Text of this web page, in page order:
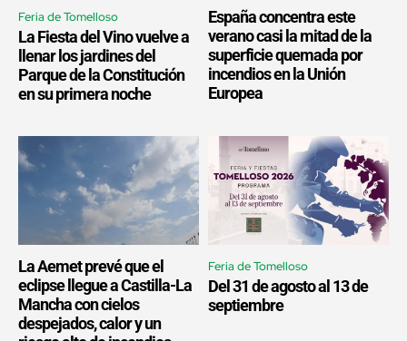
Feria de Tomelloso
La Fiesta del Vino vuelve a
llenar los jardines del
Parque de la Constitución
en su primera noche
España concentra este
verano casi la mitad de la
superficie quemada por
incendios en la Unión
Europea
La Aemet prevé que el
eclipse llegue a Castilla-La
Mancha con cielos
despejados, calor y un
Feria de Tomelloso
Del 31 de agosto al 13 de
septiembre